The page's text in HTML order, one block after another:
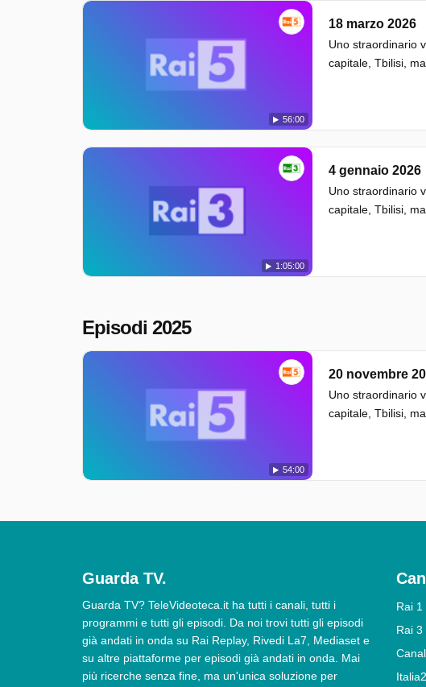
56:00
18 marzo 2026
Uno straordinario
capitale, Tbilisi,
1:05:00
4 gennaio 2026
Uno straordinario
capitale, Tbilisi,
Episodi 2025
54:00
20 novembre
Uno straordinario
capitale, Tbilisi,
Guarda TV.
Guarda TV? TeleVideoteca.it ha tutti i canali, tutti i
programmi e tutti gli episodi. Da noi trovi tutti gli episodi
già andati in onda su Rai Replay, Rivedi La7, Mediaset e
su altre piattaforme per episodi già andati in onda. Mai
più ricerche senza fine, ma un'unica soluzione per
Rai 1
Rai 3
Italia2